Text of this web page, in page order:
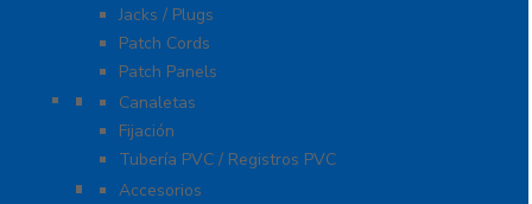
Jacks / Plugs
Patch Cords
Patch Panels
Canalización
Canaletas
Fijación
Tubería PVC / Registros PVC
Charola
Accesorios